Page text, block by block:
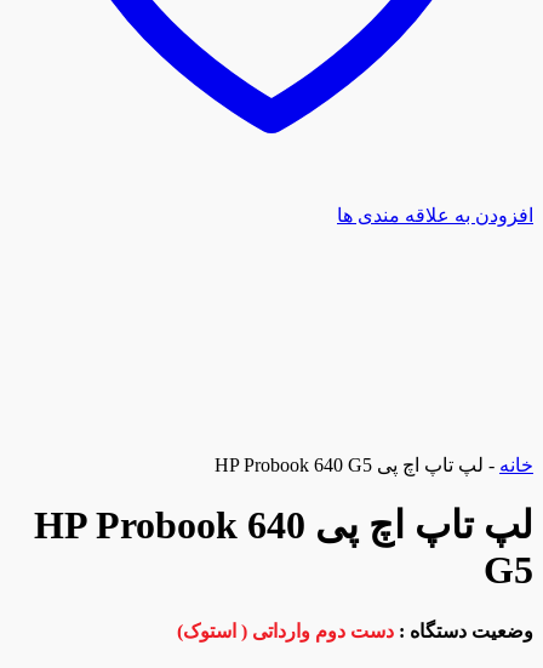
افزودن به علاقه مندی ها
خانه - لپ تاپ اچ پی HP Probook 640 G5
لپ تاپ اچ پی HP Probook 640
G5
وضعیت دستگاه : دست دوم وارداتی ( استوک)